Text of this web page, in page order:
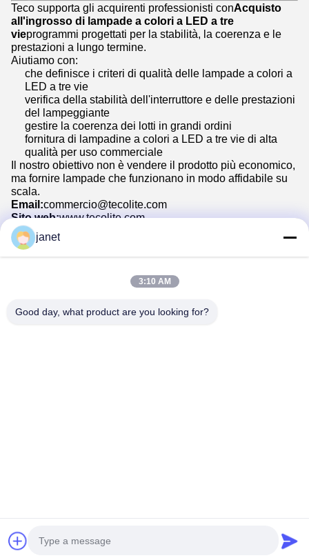
Teco supporta gli acquirenti professionisti conAcquisto
all'ingrosso di lampade a colori a LED a tre
vieprogrammi progettati per la stabilità, la coerenza e le
prestazioni a lungo termine.
Aiutiamo con:
che definisce i criteri di qualità delle lampade a colori a
LED a tre vie
verifica della stabilità dell'interruttore e delle prestazioni
del lampeggiante
gestire la coerenza dei lotti in grandi ordini
fornitura di lampadine a colori a LED a tre vie di alta
qualità per uso commerciale
Il nostro obiettivo non è vendere il prodotto più economico,
ma fornire lampade che funzionano in modo affidabile su
scala.
Email:commercio@tecolite.com
Sito web:www.tecolite.com
Condividi l'applicazione, il volume e il metodo di
commutazione.
Vi aiutero' a valutare se una lampada a colori a tre vie e'
2025-2026 Huizhou henhui electronics technology Co., Ltd.
janet
3:10 AM
Good day, what product are you looking for?